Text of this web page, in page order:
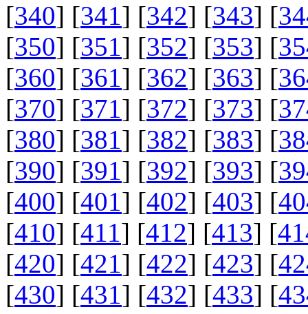
[340] [341] [342] [343] [
[350] [351] [352] [353] [
[360] [361] [362] [363] [
[370] [371] [372] [373] [
[380] [381] [382] [383] [
[390] [391] [392] [393] [
[400] [401] [402] [403] [
[410] [411] [412] [413] [
[420] [421] [422] [423] [
[430] [431] [432] [433] [